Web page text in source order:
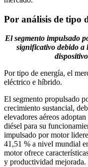
Por análisis de tipo
El segmento impulsado
significativo debido a
Por tipo de energía, el
eléctrico e híbrido.
El segmento propulsado
crecimiento sustancial,
elevadores aéreos
diésel para su
impulsado por motor
41,51 % a nivel mundial
motor ofrece
y productividad mejorada.